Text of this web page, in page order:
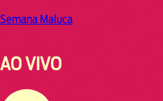
Semana Maluca
AO VIVO